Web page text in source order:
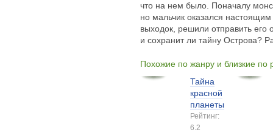
что на нем было. Поначалу
но мальчик оказался
выходок, решили отправить
и сохранит ли тайну Острова?
Похожие по жанру и близкие по
Тайна
красной
планеты
Рейтинг:
6.2